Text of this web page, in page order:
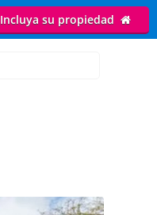
Incluya su propiedad